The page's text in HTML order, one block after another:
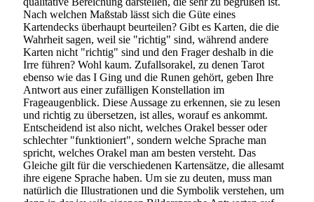
Nach welchen Maßstab lässt sich die Güte eines
Kartendecks überhaupt beurteilen? Gibt es Karten, die die
Wahrheit sagen, weil sie "richtig" sind, während andere
Karten nicht "richtig" sind und den Frager deshalb in die
Irre führen? Wohl kaum. Zufallsorakel, zu denen Tarot
ebenso wie das I Ging und die Runen gehört, geben Ihre
Antwort aus einer zufälligen Konstellation im
Frageaugenblick. Diese Aussage zu erkennen, sie zu lesen
und richtig zu übersetzen, ist alles, worauf es ankommt.
Entscheidend ist also nicht, welches Orakel besser oder
schlechter "funktioniert", sondern welche Sprache man
spricht, welches Orakel man am besten versteht. Das
Gleiche gilt für die verschiedenen Kartensätze, die allesamt
ihre eigene Sprache haben. Um sie zu deuten, muss man
natürlich die Illustrationen und die Symbolik verstehen, um